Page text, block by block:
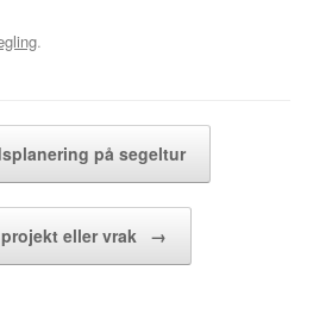
.
på segeltur
eller vrak →